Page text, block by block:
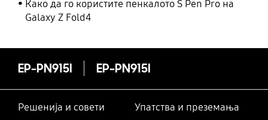
Како да го користите пенкалото S Pen Pro на
Galaxy Z Fold4
EP-PN915I EP-PN915I
Решенија и совети Упатства и преземања